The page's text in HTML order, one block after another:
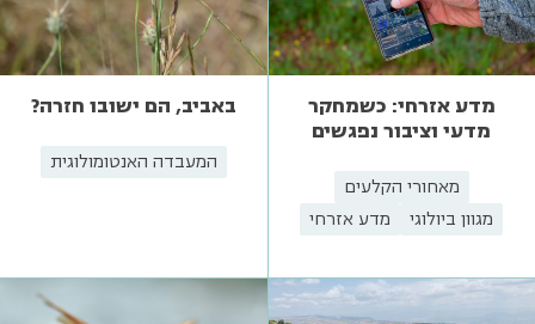
מדע אזרחי: כשמחקר
מדעי וציבור נפגשים
מאחורי הקלעים
מגוון ביולוגי
מדע אזרחי
באביב, הם ישובו חזרה?
המעבדה האנטומולוגית